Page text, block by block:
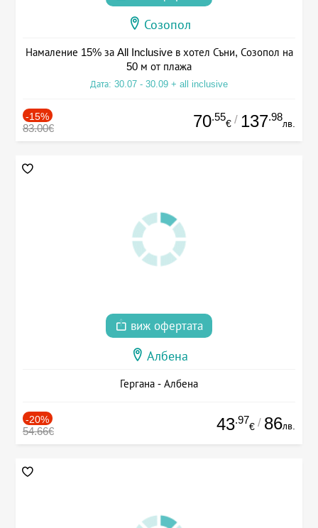
Созопол
Намаление 15% за All Inclusive в хотел Съни, Созопол на
50 м от плажа
Дата: 30.07 - 30.09 + all inclusive
-15%
83.00€ 70.55
€ / 137.98
лв.
виж офертата
Албена
Гергана - Албена
-20%
54.66€ 43.97
€ / 86лв.